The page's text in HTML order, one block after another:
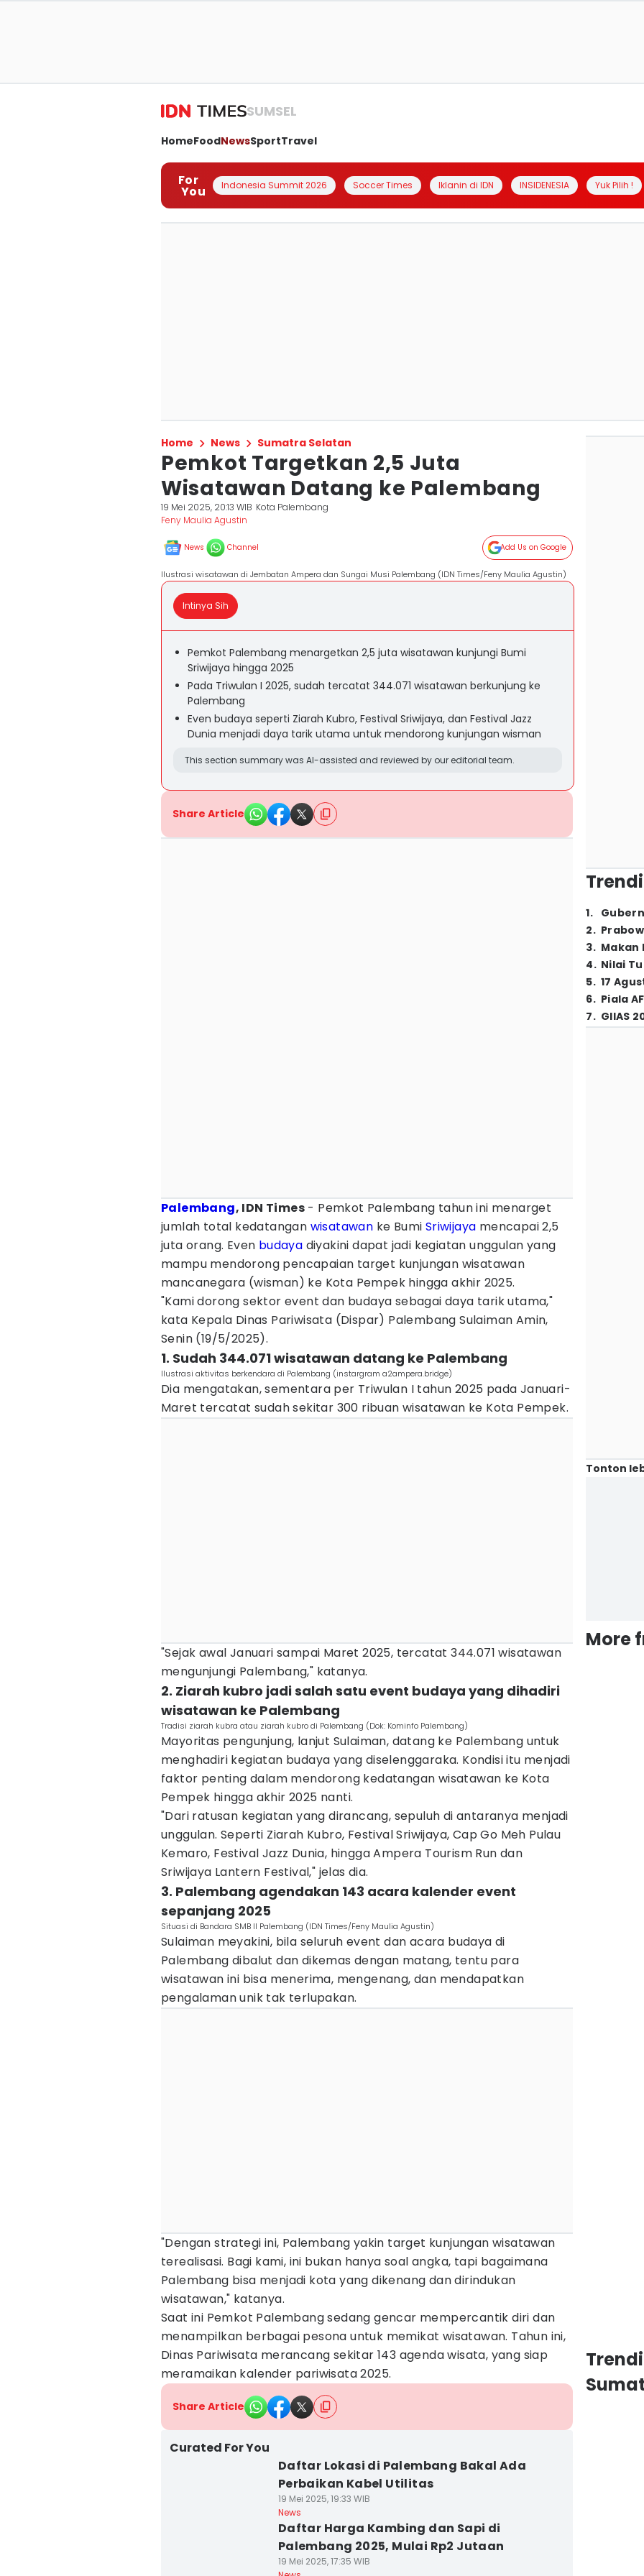
SUMSEL
HomeFoodNewsSportTravel
For
You Indonesia Summit 2026 Soccer Times Iklanin di IDN INSIDENESIA Yuk Pilih !
Home News Sumatra Selatan
Pemkot Targetkan 2,5 Juta
Wisatawan Datang ke Palembang
19 Mei 2025, 20:13 WIB Kota Palembang
Feny Maulia Agustin
News Channel Add Us on Google
Ilustrasi wisatawan di Jembatan Ampera dan Sungai Musi Palembang (IDN Times/Feny Maulia Agustin)
Intinya Sih
Pemkot Palembang menargetkan 2,5 juta wisatawan kunjungi Bumi
Sriwijaya hingga 2025
Pada Triwulan I 2025, sudah tercatat 344.071 wisatawan berkunjung ke
Palembang
Even budaya seperti Ziarah Kubro, Festival Sriwijaya, dan Festival Jazz
Dunia menjadi daya tarik utama untuk mendorong kunjungan wisman
This section summary was AI-assisted and reviewed by our editorial team.
Share Article
Palembang, IDN Times - Pemkot Palembang tahun ini menarget
jumlah total kedatangan wisatawan ke Bumi Sriwijaya mencapai 2,5
juta orang. Even budaya diyakini dapat jadi kegiatan unggulan yang
mampu mendorong pencapaian target kunjungan wisatawan
mancanegara (wisman) ke Kota Pempek hingga akhir 2025.
"Kami dorong sektor event dan budaya sebagai daya tarik utama,"
kata Kepala Dinas Pariwisata (Dispar) Palembang Sulaiman Amin,
Senin (19/5/2025).
1. Sudah 344.071 wisatawan datang ke Palembang
Ilustrasi aktivitas berkendara di Palembang (instargram a2ampera.bridge)
Dia mengatakan, sementara per Triwulan I tahun 2025 pada Januari-
Maret tercatat sudah sekitar 300 ribuan wisatawan ke Kota Pempek.
"Sejak awal Januari sampai Maret 2025, tercatat 344.071 wisatawan
mengunjungi Palembang," katanya.
2. Ziarah kubro jadi salah satu event budaya yang dihadiri
wisatawan ke Palembang
Tradisi ziarah kubra atau ziarah kubro di Palembang (Dok: Kominfo Palembang)
Mayoritas pengunjung, lanjut Sulaiman, datang ke Palembang untuk
menghadiri kegiatan budaya yang diselenggaraka. Kondisi itu menjadi
faktor penting dalam mendorong kedatangan wisatawan ke Kota
Pempek hingga akhir 2025 nanti.
"Dari ratusan kegiatan yang dirancang, sepuluh di antaranya menjadi
unggulan. Seperti Ziarah Kubro, Festival Sriwijaya, Cap Go Meh Pulau
Kemaro, Festival Jazz Dunia, hingga Ampera Tourism Run dan
Sriwijaya Lantern Festival," jelas dia.
3. Palembang agendakan 143 acara kalender event
sepanjang 2025
Situasi di Bandara SMB II Palembang (IDN Times/Feny Maulia Agustin)
Sulaiman meyakini, bila seluruh event dan acara budaya di
Palembang dibalut dan dikemas dengan matang, tentu para
wisatawan ini bisa menerima, mengenang, dan mendapatkan
pengalaman unik tak terlupakan.
"Dengan strategi ini, Palembang yakin target kunjungan wisatawan
terealisasi. Bagi kami, ini bukan hanya soal angka, tapi bagaimana
Palembang bisa menjadi kota yang dikenang dan dirindukan
wisatawan," katanya.
Saat ini Pemkot Palembang sedang gencar mempercantik diri dan
menampilkan berbagai pesona untuk memikat wisatawan. Tahun ini,
Dinas Pariwisata merancang sekitar 143 agenda wisata, yang siap
meramaikan kalender pariwisata 2025.
Share Article
Curated For You
Daftar Lokasi di Palembang Bakal Ada
Perbaikan Kabel Utilitas
19 Mei 2025, 19:33 WIB
News
Daftar Harga Kambing dan Sapi di
Palembang 2025, Mulai Rp2 Jutaan
19 Mei 2025, 17:35 WIB
1.
2.
3. Makan
4. Nilai
5. 17
6. Piala
7. GIIAS
Tonton
More